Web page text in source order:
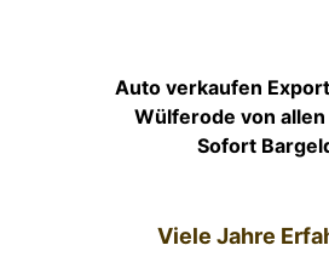
Auto verkaufen
Wülferode von
Sofort
Viele Jahre